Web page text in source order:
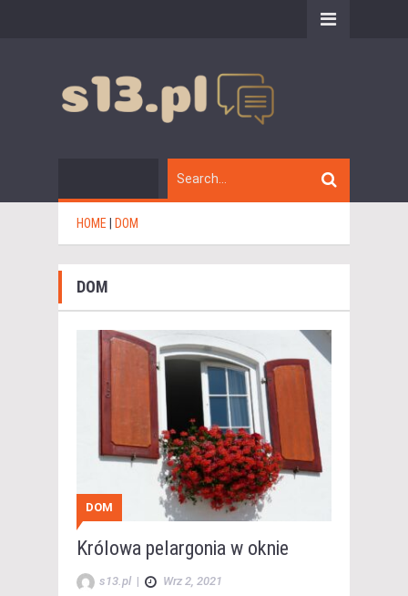
HOME DOM
DOM
DOM
Królowa pelargonia w oknie
s13.pl | Wrz 2, 2021